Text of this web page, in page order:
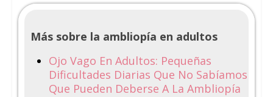
Más sobre la ambliopía en adultos
Ojo Vago En Adultos: Pequeñas
Dificultades Diarias Que No Sabíamos
Que Pueden Deberse A La Ambliopía